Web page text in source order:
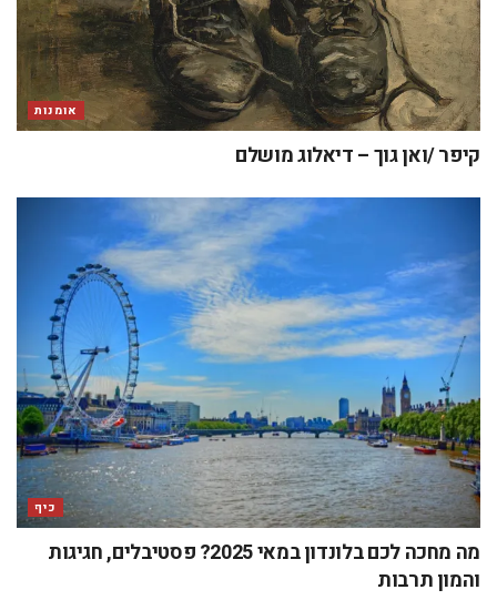
אומנות
קיפר /ואן גוך – דיאלוג מושלם
כיף
מה מחכה לכם בלונדון במאי 2025? פסטיבלים, חגיגות
והמון תרבות